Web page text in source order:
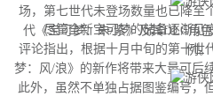
场，第七世代未登场数量也已降至
代《宝可梦：朱/紫》及其DLC角
例。
尽管全新宝可梦的储备逐渐见
评论指出，根据十月中旬的第十世
梦：风/浪》的新作将带来大量可后
此外，虽然不单独占据图鉴编号，